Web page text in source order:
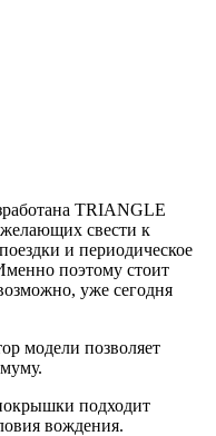
TRIANGLE
свести к
и периодическое
поэтому стоит
уже сегодня
модели позволяет
подходит
вождения.